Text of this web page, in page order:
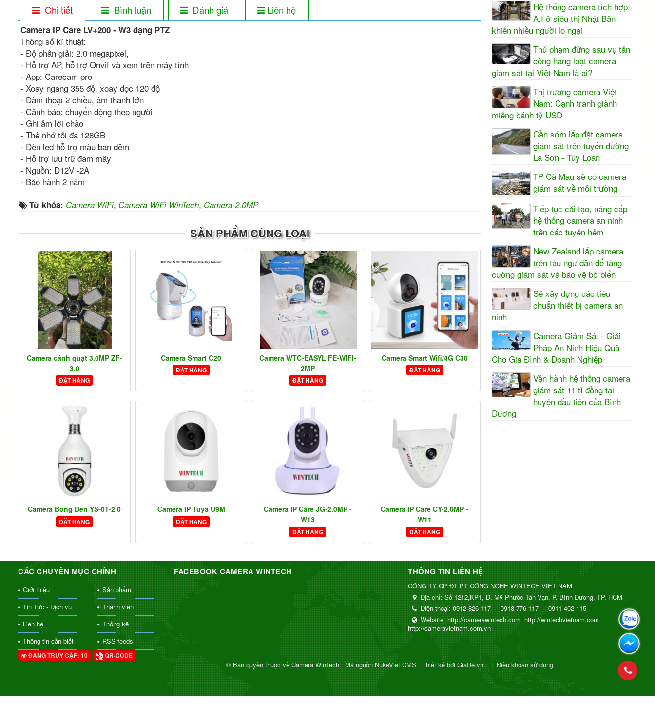
Chi tiết Bình luận Đánh giá Liên hệ
Camera IP Care LV+200 - W3 dạng PTZ
Thông số kĩ thuật:
- Độ phân giải: 2.0 megapixel,
- Hỗ trợ AP, hỗ trợ Onvif và xem trên máy tính
- App: Carecam pro
- Xoay ngang 355 độ, xoay dọc 120 độ
- Đàm thoại 2 chiều, âm thanh lớn
- Cảnh báo: chuyển động theo người
- Ghi âm lời chào
- Thẻ nhớ tối đa 128GB
- Đèn led hỗ trợ màu ban đêm
- Hỗ trợ lưu trữ đám mây
- Nguồn: D12V -2A
- Bảo hành 2 năm
Từ khóa: Camera WiFi, Camera WiFi WinTech, Camera 2.0MP
SẢN PHẨM CÙNG LOẠI
Camera cánh quạt 3.0MP ZF-
3.0
ĐẶT HÀNG
Camera Smart C20
ĐẶT HÀNG
Camera WTC-EASYLIFE-WIFI-
2MP
ĐẶT HÀNG
Camera Smart Wifi/4G C30
ĐẶT HÀNG
Camera Bóng Đèn YS-01-2.0
ĐẶT HÀNG
Camera IP Tuya U9M
ĐẶT HÀNG
Camera IP Care JG-2.0MP -
W13
ĐẶT HÀNG
Camera IP Care CY-2.0MP -
W11
ĐẶT HÀNG
Hệ thống camera tích hợp
A.I ở siêu thị Nhật Bản
khiến nhiều người lo ngại
Thủ phạm đứng sau vụ tấn
công hàng loạt camera
giám sát tại Việt Nam là ai?
Thị trường camera Việt
Nam: Cạnh tranh giành
miếng bánh tỷ USD
Cần sớm lắp đặt camera
giám sát trên tuyến đường
La Sơn - Túy Loan
TP Cà Mau sẽ có camera
giám sát về môi trường
Tiếp tục cải tạo, nâng cấp
hệ thống camera an ninh
trên các tuyến hẻm
New Zealand lắp camera
trên tàu ngư dân để tăng
cường giám sát và bảo vệ bờ biển
Sẽ xây dựng các tiêu
chuẩn thiết bị camera an
ninh
Camera Giám Sát - Giải
Pháp An Ninh Hiệu Quả
Cho Gia Đình & Doanh Nghiệp
Vận hành hệ thống camera
giám sát 11 tỉ đồng tại
huyện đầu tiên của Bình
Dương
CÁC CHUYÊN MỤC CHÍNH
Giới thiệu
Sản phẩm
Tin Tức - Dịch vụ
Thành viên
Liên hệ
Thống kê
Thông tin cần biết
RSS-feeds
ĐANG TRUY CẬP: 10 QR-CODE
FACEBOOK CAMERA WINTECH THÔNG TIN LIÊN HỆ
CÔNG TY CP ĐT PT CÔNG NGHỆ WINTECH VIỆT NAM
Địa chỉ:Số 1212,KP1, Đ. Mỹ Phước Tân Vạn, P. Bình Dương, TP. HCM
Điện thoại:0912 826 117 - 0918 776 117 - 0911 402 115
Website:http://camerawintech.com http://wintechvietnam.com
http://cameravietnam.com.vn
© Bản quyền thuộc vềCamera WinTech.Mã nguồnNukeViet CMS. Thiết kế bởi GiáRẻ.vn. | Điều khoản sử dụng